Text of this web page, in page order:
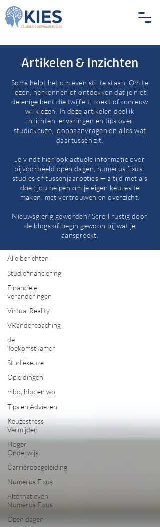
Blog
Alle berichten
Studiefinanciering
Financiële
veranderingen
Virtual Reality
VRandercoaching
de
Toekomstkamer
Studiekeuze
Opleidingen
mbo, hbo en wo
Tips en Adviezen
Keuzestress
Vermijden
Hoger
Onderwijs
Carrièrebegeleiding
Numerus Fixus
Alternatieven
Numerus Fixus
Open dagen
Artikelen & Inzichten
Soms helpt het om even stil te staan. Om te
lezen, herkennen of ontdekken dat je niet
de enige bent die twijfelt, zoekt of opnieuw
wil kiezen. In deze artikelen deel ik
inzichten, ervaringen en tips over
studiekeuze, loopbaanvragen en alles wat
daartussen zit.
Je vindt hier ook actuele informatie over
bijvoorbeeld open dagen, numerus fixus-
studies of tussenjaaropties — altijd met als
doel: jou helpen om je eigen keuzes te
maken, met vertrouwen en overzicht.
Nieuwsgierig geworden? Scroll rustig door
de blogs of begin gewoon bij wat je
aanspreekt.